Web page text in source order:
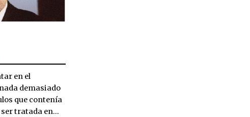
en el
demasiado
que contenía
tratada en…